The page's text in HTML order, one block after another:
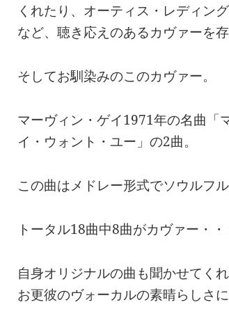
くれたり、オーティス・レディン
など、聴き応えのあるカヴァーを
そしてお馴染みのこのカヴァー。
マーヴィン・ゲイ1971年の名曲「
イ・ウォント・ユー」の2曲。
この曲はメドレー形式でソウルフ
トータル18曲中8曲がカヴァー・・
自身オリジナルの曲も聞かせてく
お更彼のヴォーカルの素晴らしさ